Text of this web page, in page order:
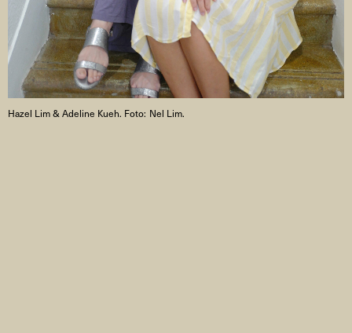
Hazel Lim & Adeline Kueh. Foto: Nel Lim.